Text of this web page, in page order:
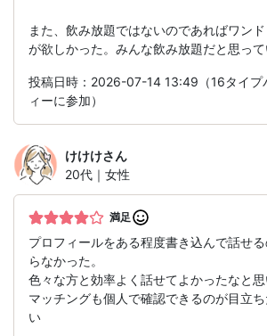
また、飲み放題ではないのであればワン
が欲しかった。みんな飲み放題だと思って
投稿日時：2026-07-14 13:49（16タイプ
ィーに参加）
けけけさん
20代｜女性
満足
プロフィールをある程度書き込んで話せ
らなかった。
色々な方と効率よく話せてよかったなと
マッチングも個人で確認できるのが目立
い